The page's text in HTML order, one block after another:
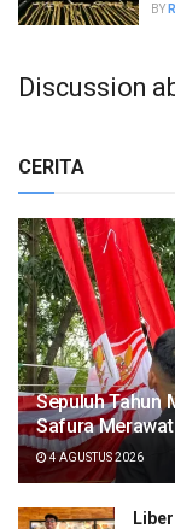
BY
Discussion
CERITA
Sepuluh Tahun
Safura
4 AGUSTUS 2026